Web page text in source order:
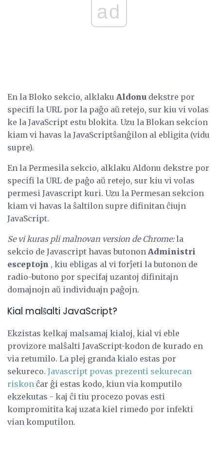
ad
En la Bloko sekcio, alklaku Aldonu dekstre por
specifi la URL por la paĝo aŭ retejo, sur kiu vi volas
ke la JavaScript estu blokita. Uzu la Blokan sekcion
kiam vi havas la JavaScriptŝanĝilon al ebligita (vidu
supre).
En la Permesila sekcio, alklaku Aldonu dekstre por
specifi la URL de paĝo aŭ retejo, sur kiu vi volas
permesi Javascript kuri. Uzu la Permesan sekcion
kiam vi havas la ŝaltilon supre difinitan ĉiujn
JavaScript.
Se vi kuras pli malnovan version de Chrome:la
sekcio de Javascript havas butonon Administri
esceptojn , kiu ebligas al vi forĵeti la butonon de
radio-butono por specifaj uzantoj difinitajn
domajnojn aŭ individuajn paĝojn.
Kial malŝalti JavaScript?
Ekzistas kelkaj malsamaj kialoj, kial vi eble
provizore malŝalti JavaScript-kodon de kurado en
via retumilo. La plej granda kialo estas por
sekureco. Javascript povas prezenti sekurecan
riskon ĉar ĝi estas kodo, kiun via komputilo
ekzekutas - kaj ĉi tiu procezo povas esti
kompromitita kaj uzata kiel rimedo por infekti
vian komputilon.